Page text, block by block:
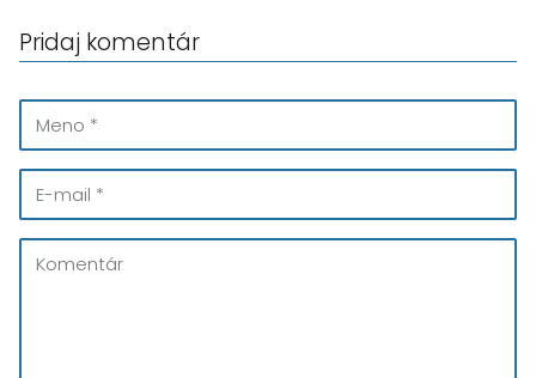
Pridaj komentár